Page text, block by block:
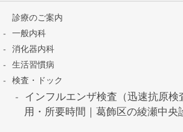
診療のご案内
一般内科
消化器内科
生活習慣病
検査・ドック
インフルエンザ検査（迅速抗原検
用・所要時間｜葛飾区の綾瀬中央